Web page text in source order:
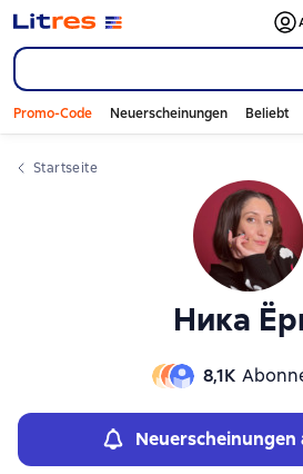
Promo-Code Neuerscheinungen Beliebt
Startseite
Ника
8,1К
Neuerscheinungen
Слайдер с книгами
Слайдер с книгами